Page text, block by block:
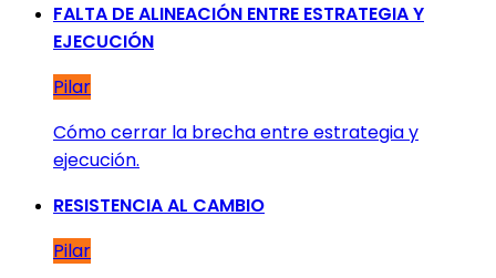
FALTA DE ALINEACIÓN ENTRE ESTRATEGIA Y
EJECUCIÓN
Pilar
Cómo cerrar la brecha entre estrategia y
ejecución.
RESISTENCIA AL CAMBIO
Pilar